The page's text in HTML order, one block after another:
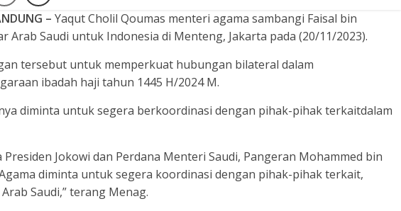
– Yaqut Cholil Qoumas menteri agama sambangi Faisal bin
Arab Saudi untuk Indonesia di Menteng, Jakarta pada (20/11/2023).
tersebut untuk memperkuat hubungan bilateral dalam
ibadah haji tahun 1445 H/2024 M.
diminta untuk segera berkoordinasi dengan pihak-pihak terkaitdalam
Jokowi dan Perdana Menteri Saudi, Pangeran Mohammed bin
diminta untuk segera koordinasi dengan pihak-pihak terkait,
Saudi,” terang Menag.